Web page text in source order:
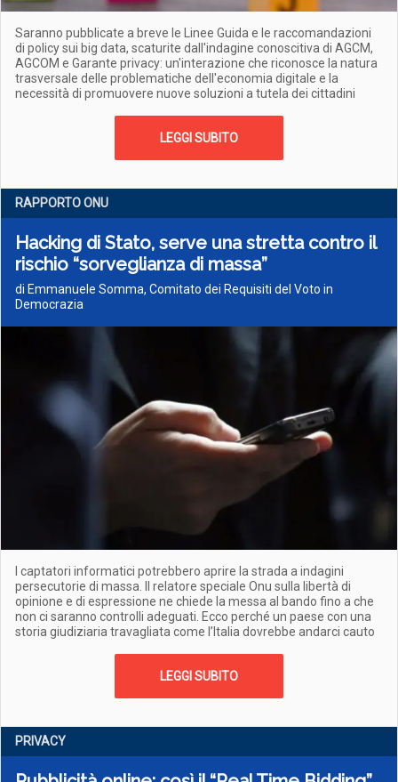
Saranno pubblicate a breve le Linee Guida e le raccomandazioni
di policy sui big data, scaturite dall'indagine conoscitiva di AGCM,
AGCOM e Garante privacy: un'interazione che riconosce la natura
trasversale delle problematiche dell'economia digitale e la
necessità di promuovere nuove soluzioni a tutela dei cittadini
LEGGI SUBITO
RAPPORTO ONU
Hacking di Stato, serve una stretta contro il
rischio “sorveglianza di massa”
di Emmanuele Somma, Comitato dei Requisiti del Voto in
Democrazia
I captatori informatici potrebbero aprire la strada a indagini
persecutorie di massa. Il relatore speciale Onu sulla libertà di
opinione e di espressione ne chiede la messa al bando fino a che
non ci saranno controlli adeguati. Ecco perché un paese con una
storia giudiziaria travagliata come l’Italia dovrebbe andarci cauto
LEGGI SUBITO
PRIVACY